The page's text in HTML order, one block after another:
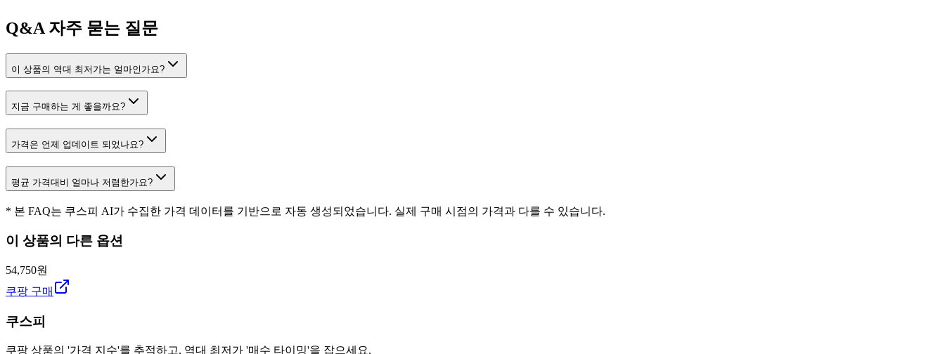
Q&A 자주 묻는 질문
이 상품의 역대 최저가는 얼마인가요?
지금 구매하는 게 좋을까요?
가격은 언제 업데이트 되었나요?
평균 가격대비 얼마나 저렴한가요?
* 본 FAQ는 쿠스피 AI가 수집한 가격 데이터를 기반으로 자동 생성되었습니다. 실제 구매 시점의 가격과 다를 수 있습니다.
이 상품의 다른 옵션
54,750원
쿠팡 구매
쿠스피
쿠팡 상품의 '가격 지수'를 추적하고, 역대 최저가 '매수 타이밍'을 잡으세요.